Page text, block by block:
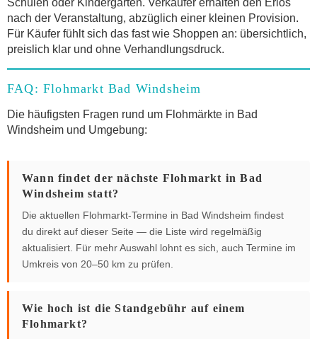
Schulen oder Kindergärten. Verkäufer erhalten den Erlös
nach der Veranstaltung, abzüglich einer kleinen Provision.
Für Käufer fühlt sich das fast wie Shoppen an: übersichtlich,
preislich klar und ohne Verhandlungsdruck.
FAQ: Flohmarkt Bad Windsheim
Die häufigsten Fragen rund um Flohmärkte in Bad
Windsheim und Umgebung:
Wann findet der nächste Flohmarkt in Bad
Windsheim statt?
Die aktuellen Flohmarkt-Termine in Bad Windsheim findest
du direkt auf dieser Seite — die Liste wird regelmäßig
aktualisiert. Für mehr Auswahl lohnt es sich, auch Termine im
Umkreis von 20–50 km zu prüfen.
Wie hoch ist die Standgebühr auf einem
Flohmarkt?